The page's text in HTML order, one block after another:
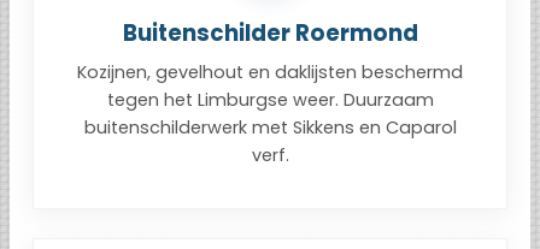
Buitenschilder Roermond
Kozijnen, gevelhout en daklijsten beschermd
tegen het Limburgse weer. Duurzaam
buitenschilderwerk met Sikkens en Caparol
verf.